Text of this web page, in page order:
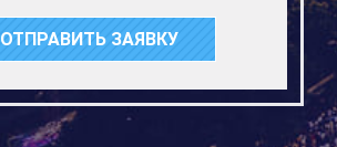
ОТПРАВИТЬ ЗАЯВКУ